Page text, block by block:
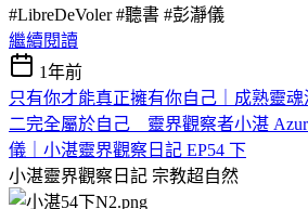
#LibreDeVoler #聽書 #彭瀞儀
繼續閱讀
1年前
只有你才能真正擁有你自己｜成熟靈
二完全屬於自己 靈界觀察者小湛
儀｜小湛靈界觀察日記 EP54 下
小湛靈界觀察日記 宗教超自然